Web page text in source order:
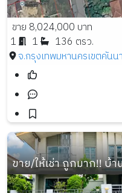
ขาย 8,024,000 บาท
1
1
136 ตรว.
จ.กรุงเทพมหานครเขตคันน
ขาย/ให้เช่า ถูกมาก!! บ้